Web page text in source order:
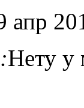
апр
Нету у